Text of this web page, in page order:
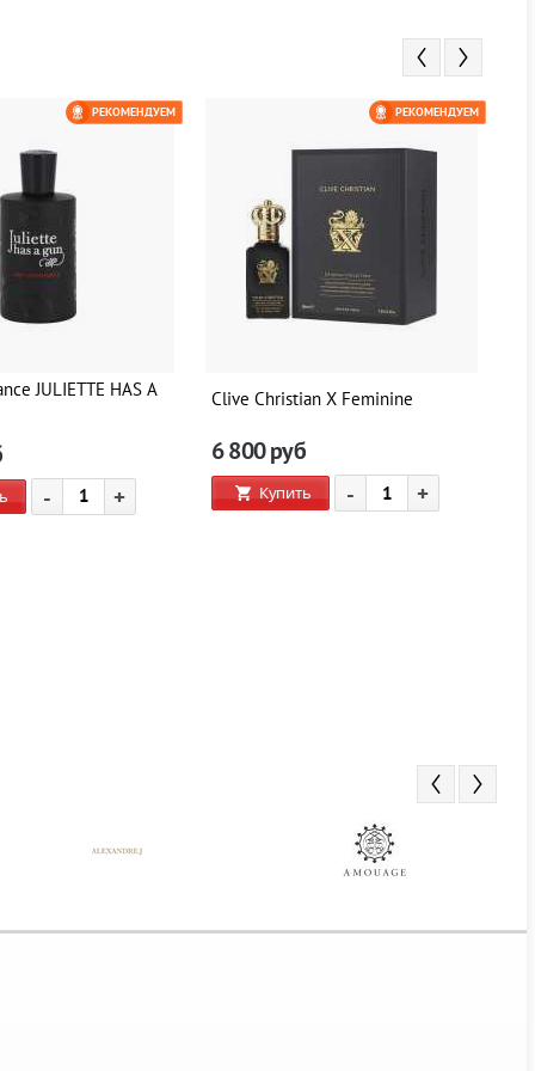
JULIETTE HAS A
- +
РЕКОМЕНДУЕМ
Clive Christian X Feminine
6 800руб
Купить - +
РЕКОМЕНДУЕМ